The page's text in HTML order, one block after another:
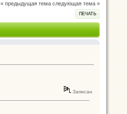
« предыдущая тема следующая тема »
ПЕЧАТЬ
Записан